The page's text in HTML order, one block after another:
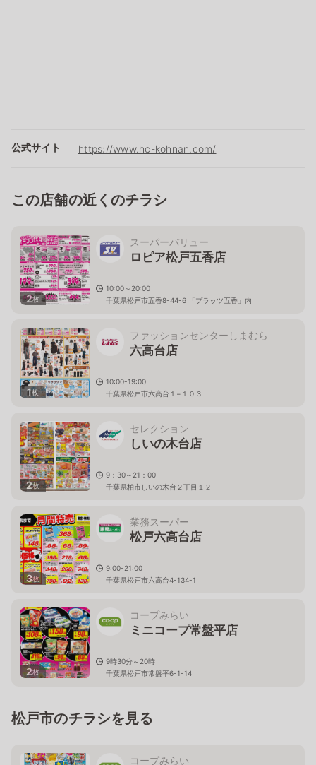
公式サイト https://www.hc-kohnan.com/
この店舗の近くのチラシ
2枚
スーパーバリュー
ロピア松戸五香店
10:00～20:00
千葉県松戸市五香8-44-6 「プラッツ五香」内
1枚
ファッションセンターしまむら
六高台店
10:00-19:00
千葉県松戸市六高台１−１０３
2枚
セレクション
しいの木台店
9：30～21：00
千葉県柏市しいの木台２丁目１２
3枚
業務スーパー
松戸六高台店
9:00-21:00
千葉県松戸市六高台4-134-1
2枚
コープみらい
ミニコープ常盤平店
9時30分～20時
千葉県松戸市常盤平6-1-14
松戸市のチラシを見る
コープみらい